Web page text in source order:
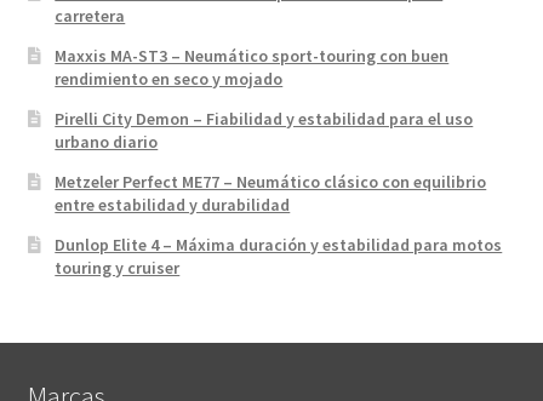
carretera
Maxxis MA-ST3 – Neumático sport-touring con buen
rendimiento en seco y mojado
Pirelli City Demon – Fiabilidad y estabilidad para el uso
urbano diario
Metzeler Perfect ME77 – Neumático clásico con equilibrio
entre estabilidad y durabilidad
Dunlop Elite 4 – Máxima duración y estabilidad para motos
touring y cruiser